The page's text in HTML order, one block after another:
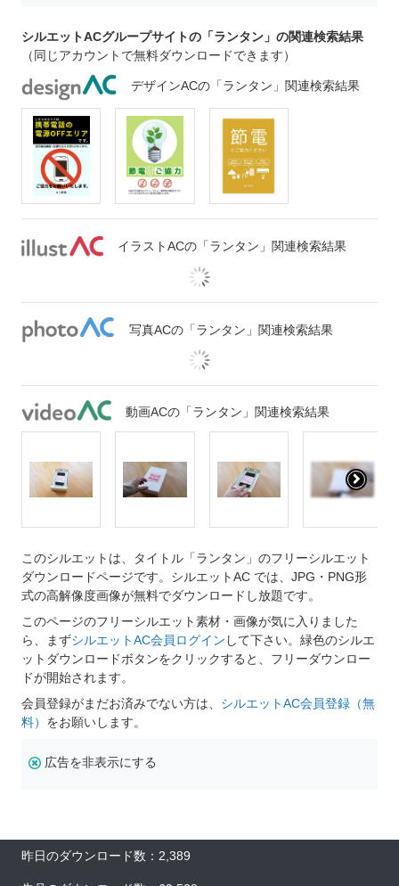
シルエットACグループサイトの「ランタン」の関連検索結果
（同じアカウントで無料ダウンロードできます）
デザインACの「ランタン」関連検索結果
イラストACの「ランタン」関連検索結果
写真ACの「ランタン」関連検索結果
動画ACの「ランタン」関連検索結果
このシルエットは、タイトル「ランタン」のフリーシルエット
ダウンロードページです。シルエットAC では、JPG・PNG形
式の高解像度画像が無料でダウンロードし放題です。
このページのフリーシルエット素材・画像が気に入りました
ら、まずシルエットAC会員ログイン して下さい。緑色のシルエ
ットダウンロードボタンをクリックすると、フリーダウンロー
ドが開始されます。
会員登録がまだお済みでない方は、 シルエットAC会員登録（無
料） をお願いします。
広告を非表示にする
昨日のダウンロード数：2,389